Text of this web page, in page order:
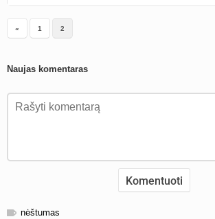
« 1 2
Naujas komentaras
nėštumas